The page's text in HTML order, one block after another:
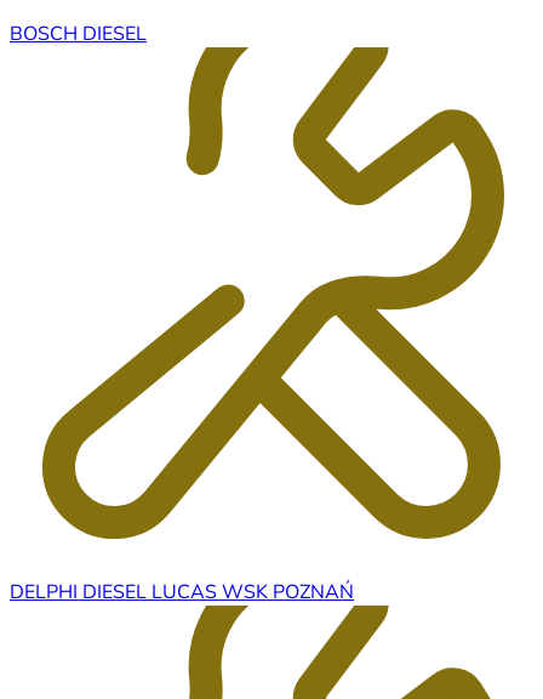
BOSCH DIESEL
DELPHI DIESEL LUCAS WSK POZNAŃ